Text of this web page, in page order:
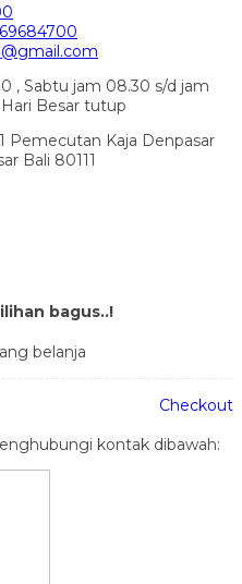
, Sabtu jam 08.30 s/d jam
Besar tutup
Pemecutan Kaja Denpasar
Bali 80111
bagus..!
belanja
Checkout
kontak dibawah: